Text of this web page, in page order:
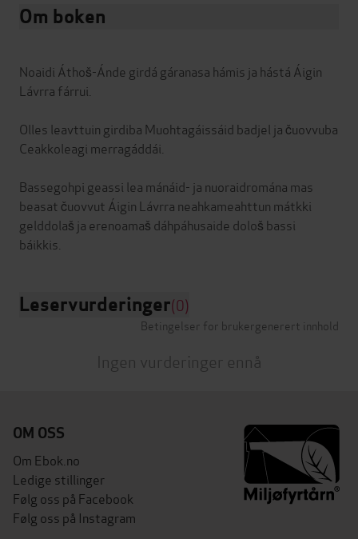
Om boken
Noaidi Áthoš-Ánde girdá gáranasa hámis ja hástá Áigin
Lávrra fárrui.
Olles leavttuin girdiba Muohtagáissáid badjel ja čuovvuba
Ceakkoleagi merragáddái.
Bassegohpi geassi lea mánáid- ja nuoraidromána mas
beasat čuovvut Áigin Lávrra neahkameahttun mátkki
gelddolaš ja erenoamaš dáhpáhusaide dološ bassi
Leservurderinger(0)
Betingelser for brukergenerert innhold
Ingen vurderinger ennå
OM OSS
Om Ebok.no
Ledige stillinger
Følg oss på Facebook
Følg oss på Instagram